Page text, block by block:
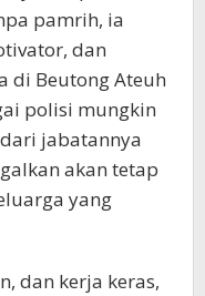
pamrih, ia
dan
di Beutong Ateuh
polisi mungkin
jabatannya
akan tetap
yang
dan kerja keras,